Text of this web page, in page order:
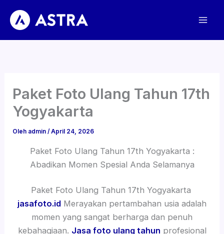
konten
Paket Foto Ulang Tahun 17th
Yogyakarta
Oleh admin/April 24, 2026
Paket Foto Ulang Tahun 17th Yogyakarta :
Abadikan Momen Spesial Anda Selamanya
Paket Foto Ulang Tahun 17th Yogyakarta
jasafoto.id Merayakan pertambahan usia adalah
momen yang sangat berharga dan penuh
kebahagiaan. Jasa foto ulang tahun profesional